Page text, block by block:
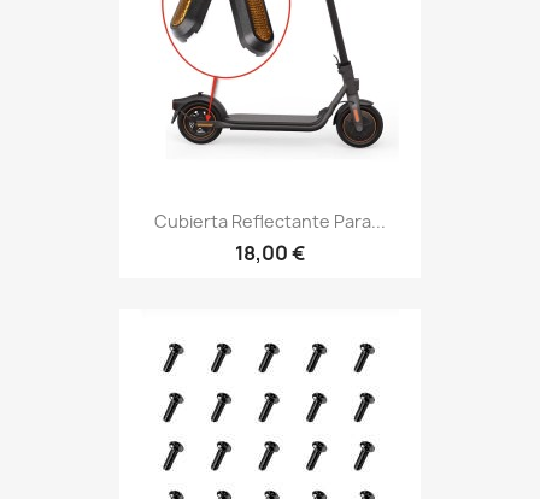
Cubierta Reflectante Para...
18,00 €